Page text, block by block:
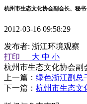
杭州市生态文化协会副会长、秘
2012-03-16 09:58:29
发布者: 浙江环境观
打印
大 中 小
杭州市生态文化协会副
上一篇： 绿色浙江副总
下一篇： 杭州市生态文